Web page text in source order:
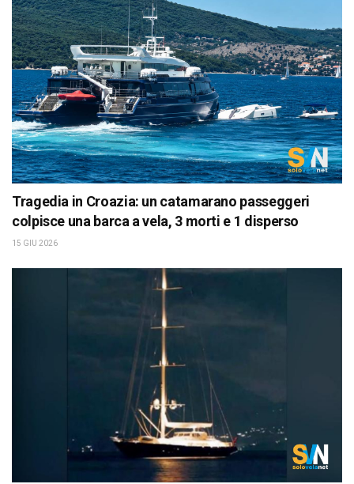
Tragedia in Croazia: un catamarano passeggeri
colpisce una barca a vela, 3 morti e 1 disperso
15 GIU 2026